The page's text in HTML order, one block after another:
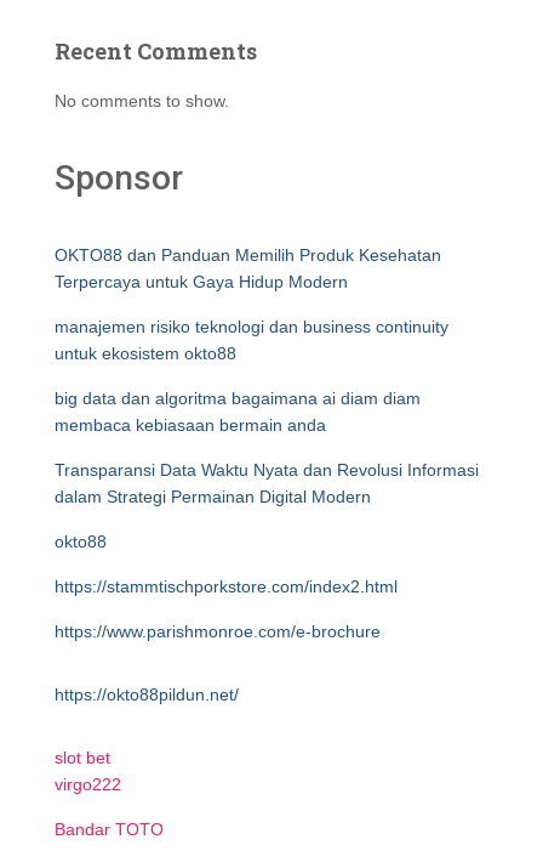
Recent Comments
No comments to show.
Sponsor
OKTO88 dan Panduan Memilih Produk Kesehatan
Terpercaya untuk Gaya Hidup Modern
manajemen risiko teknologi dan business continuity
untuk ekosistem okto88
big data dan algoritma bagaimana ai diam diam
membaca kebiasaan bermain anda
Transparansi Data Waktu Nyata dan Revolusi Informasi
dalam Strategi Permainan Digital Modern
okto88
https://stammtischporkstore.com/index2.html
https://www.parishmonroe.com/e-brochure
https://okto88pildun.net/
slot bet
virgo222
Bandar TOTO